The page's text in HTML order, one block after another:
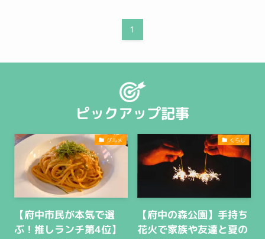
1
ピックアップ記事
グルメ
【府中市民が本気で選
ぶ！推しランチ第4位】
くらし
【府中の森公園】手持ち
花火で家族や友達と夏の